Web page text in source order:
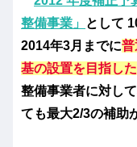
整備事業」 として
2014年3月までに普
基の設置を目指した
整備事業者に対し
ても最大2/3の補助